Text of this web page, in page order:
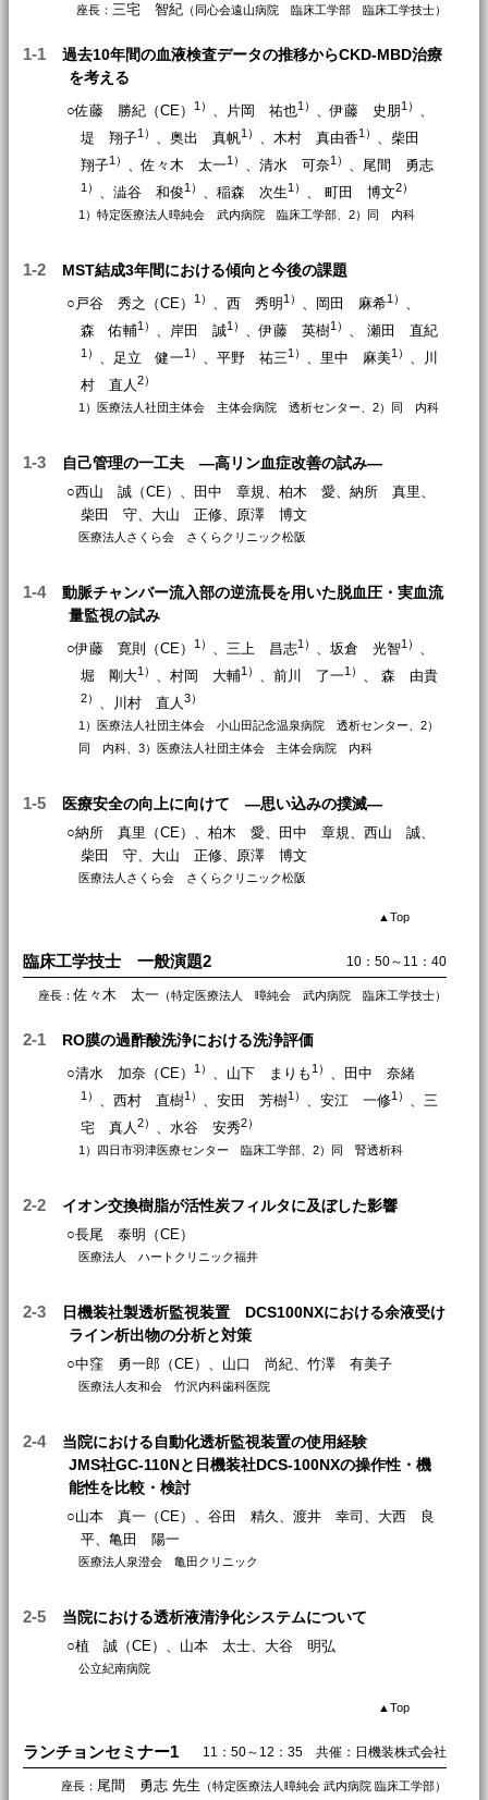
座長： 三宅 智紀 （同心会遠山病院 臨床工学部 臨床工学技士）
1-1
過去10年間の血液検査データの推移からCKD-MBD治療
を考える
○佐藤 勝紀（CE）1） 、片岡 祐也1） 、伊藤 史朋1） 、
堤 翔子1） 、奥出 真帆1） 、木村 真由香1） 、柴田
翔子1） 、佐々木 太一1） 、清水 可奈1） 、尾間 勇志
1） 、澁谷 和俊1） 、稲森 次生1） 、 町田 博文2）
1）特定医療法人暲純会 武内病院 臨床工学部、2）同 内科
1-2 MST結成3年間における傾向と今後の課題
○戸谷 秀之（CE）1） 、西 秀明1） 、岡田 麻希1） 、
森 佑輔1） 、岸田 誠1） 、伊藤 英樹1） 、 瀬田 直紀
1） 、足立 健一1） 、平野 祐三1） 、里中 麻美1） 、川
村 直人2）
1）医療法人社団主体会 主体会病院 透析センター、2）同 内科
1-3 自己管理の一工夫 ―高リン血症改善の試み―
○西山 誠（CE）、田中 章規、柏木 愛、納所 真里、
柴田 守、大山 正修、原澤 博文
医療法人さくら会 さくらクリニック松阪
1-4
動脈チャンバー流入部の逆流長を用いた脱血圧・実血流
量監視の試み
○伊藤 寛則（CE）1） 、三上 昌志1） 、坂倉 光智1） 、
堀 剛大1） 、村岡 大輔1） 、前川 了一1） 、 森 由貴
2） 、川村 直人3）
1）医療法人社団主体会 小山田記念温泉病院 透析センター、2）
同 内科、3）医療法人社団主体会 主体会病院 内科
1-5 医療安全の向上に向けて ―思い込みの撲滅―
○納所 真里（CE）、柏木 愛、田中 章規、西山 誠、
柴田 守、大山 正修、原澤 博文
医療法人さくら会 さくらクリニック松阪
▲Top
臨床工学技士 一般演題2 10：50～11：40
座長：佐々木 太一 （特定医療法人 暲純会 武内病院 臨床工学技士）
2-1 RO膜の過酢酸洗浄における洗浄評価
○清水 加奈（CE）1） 、山下 まりも1） 、田中 奈緒
1） 、西村 直樹1） 、安田 芳樹1） 、安江 一修1） 、三
宅 真人2） 、水谷 安秀2）
1）四日市羽津医療センター 臨床工学部、2）同 腎透析科
2-2 イオン交換樹脂が活性炭フィルタに及ぼした影響
○長尾 泰明（CE）
医療法人 ハートクリニック福井
2-3
日機装社製透析監視装置 DCS100NXにおける余液受け
ライン析出物の分析と対策
○中窪 勇一郎（CE）、山口 尚紀、竹澤 有美子
医療法人友和会 竹沢内科歯科医院
2-4
当院における自動化透析監視装置の使用経験
JMS社GC-110Nと日機装社DCS-100NXの操作性・機
能性を比較・検討
○山本 真一（CE）、谷田 精久、渡井 幸司、大西 良
平、亀田 陽一
医療法人泉澄会 亀田クリニック
2-5 当院における透析液清浄化システムについて
○植 誠（CE）、山本 太士、大谷 明弘
公立紀南病院
▲Top
ランチョンセミナー1 11：50～12：35 共催：日機装株式会社
座長： 尾間 勇志 先生 （特定医療法人暲純会 武内病院 臨床工学部）